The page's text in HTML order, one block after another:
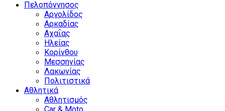
Πελοπόννησος
Αργολίδος
Αρκαδίας
Αχαΐας
Ηλείας
Κορίνθου
Μεσσηνίας
Λακωνίας
Πολιτιστικά
Αθλητικά
Αθλητισμός
Car & Moto